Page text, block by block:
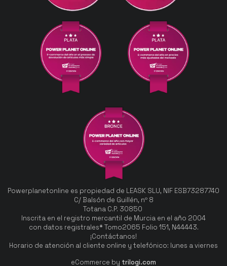
Powerplanetonline es propiedad de LEASK SLU, NIF ESB73287740
C/ Balsón de Guillén, nº 8
Totana C.P. 30850
Inscrita en el registro mercantil de Murcia en el año 2004
con datos registrales* Tomo2065 Folio 151, N44443.
¡Contáctanos!
Horario de atención al cliente online y telefónico: lunes a viernes
eCommerce by trilogi.com